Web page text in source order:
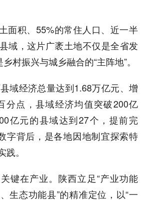
面积、55%的常住人口、近一半
域，这片广袤土地不仅是全省发
村振兴与城乡融合的“主阵地”。
域经济总量达到1.68万亿元、增
分点，县域经济均值突破200亿
亿元的县域达到27个，提前完
字背后，是各地因地制宜探索特
。
键在产业。陕西立足“产业功能
生态功能县”的精准定位，以“一